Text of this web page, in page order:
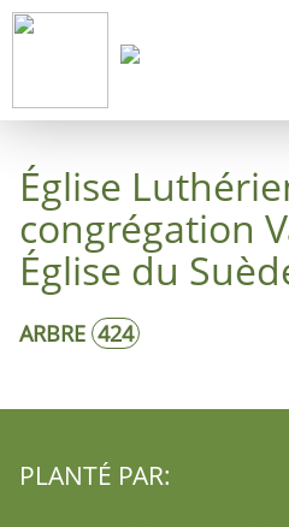
Église
congrégation
Église du
ARBRE 424
PLANTÉ PAR: